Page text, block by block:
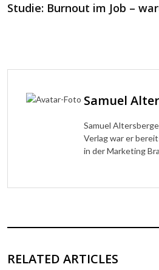
Studie: Burnout im Job –
Samuel
Samuel
Verlag war er
in der Marketing
RELATED ARTICLES